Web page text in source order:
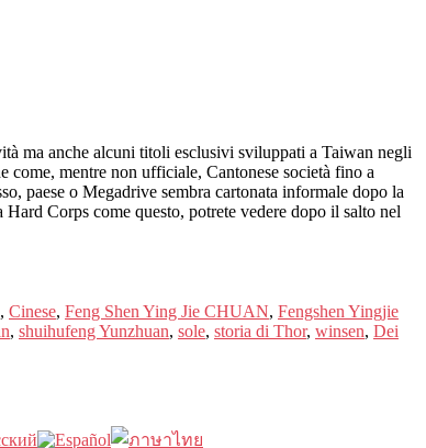
ma anche alcuni titoli esclusivi sviluppati a Taiwan negli
mentre non ufficiale, Cantonese società fino a
paese o Megadrive sembra cartonata informale dopo la
Corps come questo, potrete vedere dopo il salto nel
, Cinese, Feng Shen Ying Jie CHUAN, Fengshen Yingjie
, shuihufeng Yunzhuan, sole, storia di Thor, winsen, Dei